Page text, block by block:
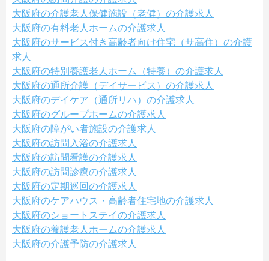
大阪府の介護老人保健施設（老健）の介護求人
大阪府の有料老人ホームの介護求人
大阪府のサービス付き高齢者向け住宅（サ高住）の介護
求人
大阪府の特別養護老人ホーム（特養）の介護求人
大阪府の通所介護（デイサービス）の介護求人
大阪府のデイケア（通所リハ）の介護求人
大阪府のグループホームの介護求人
大阪府の障がい者施設の介護求人
大阪府の訪問入浴の介護求人
大阪府の訪問看護の介護求人
大阪府の訪問診療の介護求人
大阪府の定期巡回の介護求人
大阪府のケアハウス・高齢者住宅地の介護求人
大阪府のショートステイの介護求人
大阪府の養護老人ホームの介護求人
大阪府の介護予防の介護求人